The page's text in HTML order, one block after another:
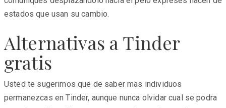
estados que usan su cambio.
Alternativas a Tinder
gratis
Usted te sugerimos que de saber mas individuos
permanezcas en Tinder, aunque nunca olvidar cual se podra